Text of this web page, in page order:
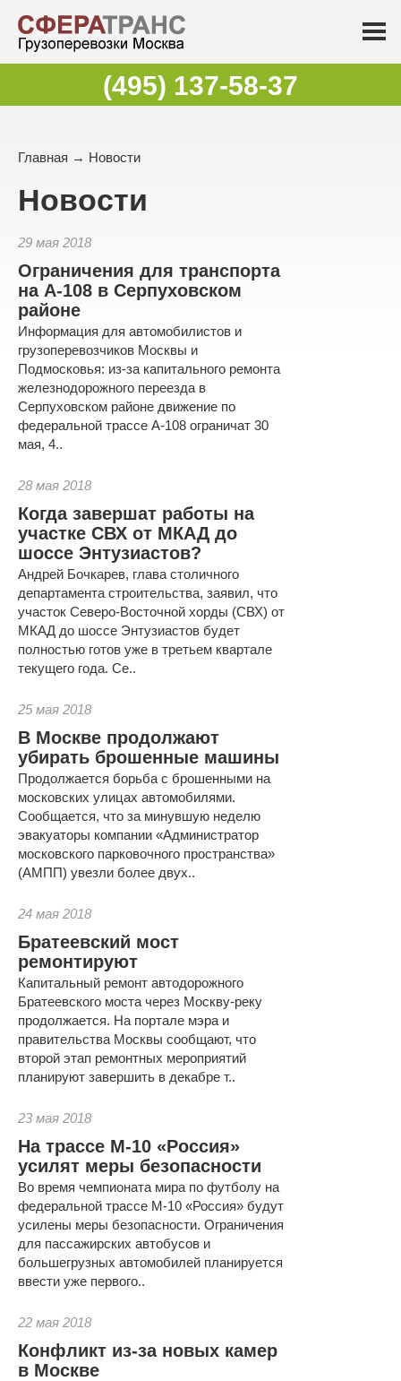
(495) 137-58-37
Главная → Новости
Новости
29 мая 2018
Ограничения для транспорта
на А-108 в Серпуховском
районе
Информация для автомобилистов и
грузоперевозчиков Москвы и
Подмосковья: из-за капитального ремонта
железнодорожного переезда в
Серпуховском районе движение по
федеральной трассе А-108 ограничат 30
мая, 4..
28 мая 2018
Когда завершат работы на
участке СВХ от МКАД до
шоссе Энтузиастов?
Андрей Бочкарев, глава столичного
департамента строительства, заявил, что
участок Северо-Восточной хорды (СВХ) от
МКАД до шоссе Энтузиастов будет
полностью готов уже в третьем квартале
текущего года. Се..
25 мая 2018
В Москве продолжают
убирать брошенные машины
Продолжается борьба с брошенными на
московских улицах автомобилями.
Сообщается, что за минувшую неделю
эвакуаторы компании «Администратор
московского парковочного пространства»
(АМПП) увезли более двух..
24 мая 2018
Братеевский мост
ремонтируют
Капитальный ремонт автодорожного
Братеевского моста через Москву-реку
продолжается. На портале мэра и
правительства Москвы сообщают, что
второй этап ремонтных мероприятий
планируют завершить в декабре т..
23 мая 2018
На трассе М-10 «Россия»
усилят меры безопасности
Во время чемпионата мира по футболу на
федеральной трассе М-10 «Россия» будут
усилены меры безопасности. Ограничения
для пассажирских автобусов и
большегрузных автомобилей планируется
ввести уже первого..
22 мая 2018
Конфликт из-за новых камер
в Москве